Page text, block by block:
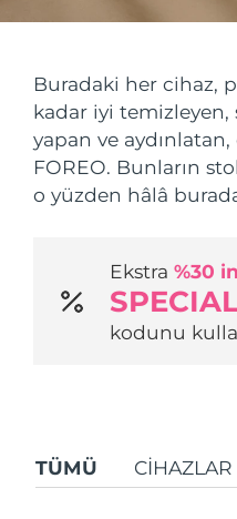
Buradaki her cihaz,
kadar iyi temizleyen,
yapan ve
FOREO. Bunların
o yüzden hâlâ
Ekstra%30
kodunu
TÜMÜ CIHAZLAR
FAQ™ Dual LED Panel
POPÜLER
Özel teklifler
Kırmızı Işık Terapisi
Nakliye ülkesi
Amerika Birleşik
Devletleri
Birleşik Krallık
Avustralya